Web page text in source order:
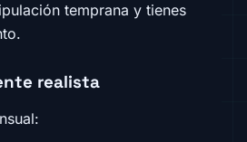
temprana y tienes
realista